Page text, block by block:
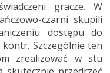
gracze. W
czarni skupili
dostępu do
Szczególnie ten
zrealizować w stu